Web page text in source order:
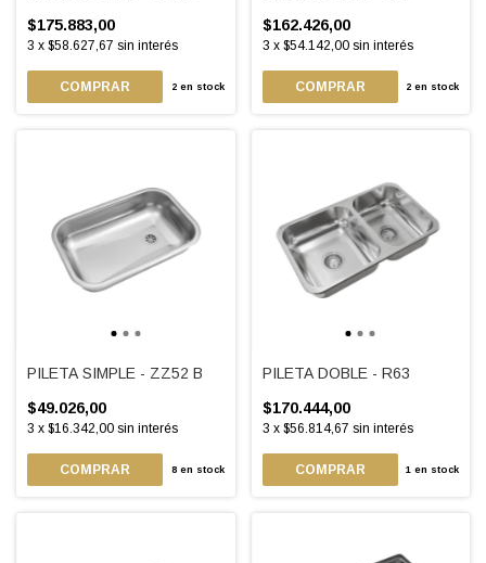
$175.883,00
3 x $58.627,67 sin interés
2en stock
$162.426,00
3 x $54.142,00 sin interés
2 en stock
PILETA SIMPLE - ZZ52 B
$49.026,00
3 x $16.342,00 sin interés
8en stock
PILETA DOBLE - R63
$170.444,00
3 x $56.814,67 sin interés
1 en stock